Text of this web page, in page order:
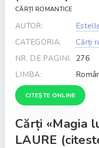
CĂRȚI ROMANTICE
AUTOR:
CATEGORIA:
Cărți
NR. DE PAGINI: 276
LIMBA:
CITEȘTE ONLINE
Cărți «Magia
LAURE